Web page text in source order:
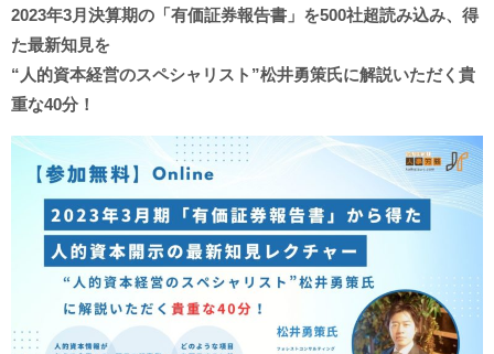
2023年3月決算期の「有価証券報告書」を500社超読み込み、得
た最新知見を
“人的資本経営のスペシャリスト”松井勇策氏に解説いただく貴
重な40分！